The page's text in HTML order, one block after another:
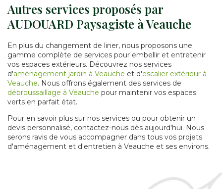
Autres services proposés par
AUDOUARD Paysagiste à Veauche
En plus du changement de liner, nous proposons une
gamme complète de services pour embellir et entretenir
vos espaces extérieurs. Découvrez nos services
d'aménagement jardin à Veauche et d'escalier extérieur à
Veauche. Nous offrons également des services de
débroussaillage à Veauche pour maintenir vos espaces
verts en parfait état.
Pour en savoir plus sur nos services ou pour obtenir un
devis personnalisé, contactez-nous dès aujourd'hui. Nous
serons ravis de vous accompagner dans tous vos projets
d'aménagement et d'entretien à Veauche et ses environs.